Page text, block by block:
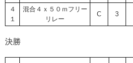
４
１
混合４ｘ５０ｍフリー
リレー
C 3
決勝